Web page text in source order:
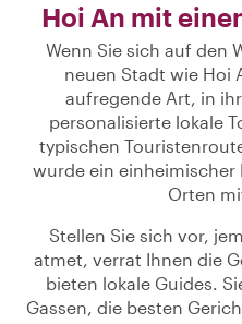
Hoi An mit
Wenn Sie sich auf den
neuen Stadt wie Hoi
aufregende Art, in
personalisierte lokale
typischen
wurde ein einheimischer
Orten
Stellen Sie sich vor,
atmet, verrat Ihnen die
bieten lokale Guides.
Gassen, die besten